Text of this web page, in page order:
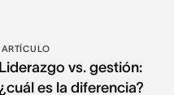
ARTÍCULO
Liderazgo vs. gestión:
¿cuál es la diferencia?